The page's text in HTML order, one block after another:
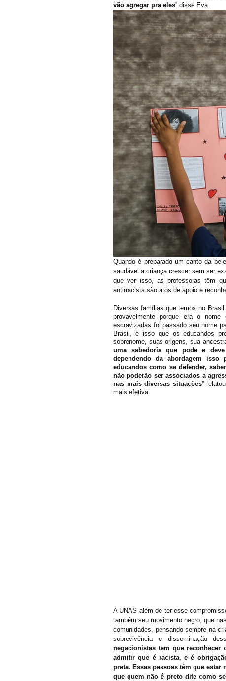
vão agregar pra eles” disse Eva.
Quando é preparado um canto da
saudável a criança crescer sem ser
que ver isso, as professoras têm
antirracista são atos de apoio e
Diversas famílias que temos no
provavelmente porque era o
escravizadas foi passado seu nome
Brasil, é isso que os educandos
sobrenome, suas origens, sua
uma sabedoria que pode e
dependendo da abordagem
educandos como se defender,
não poderão ser associados a
nas mais diversas situações”
mais efetiva.
A UNAS além de ter esse
também seu movimento negro, que
comunidades, pensando sempre na
sobrevivência e disseminação
negacionistas tem que
admitir que é racista, e é
preta. Essas pessoas têm que estar
que quem não é preto dite como